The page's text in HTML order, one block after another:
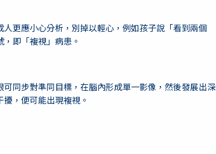
更應小心分析，別掉以輕心，例如孩子說「看到兩個
即「複視」病患。
同步對準同目標，在腦內形成單一影像，然後發展出深
，便可能出現複視。